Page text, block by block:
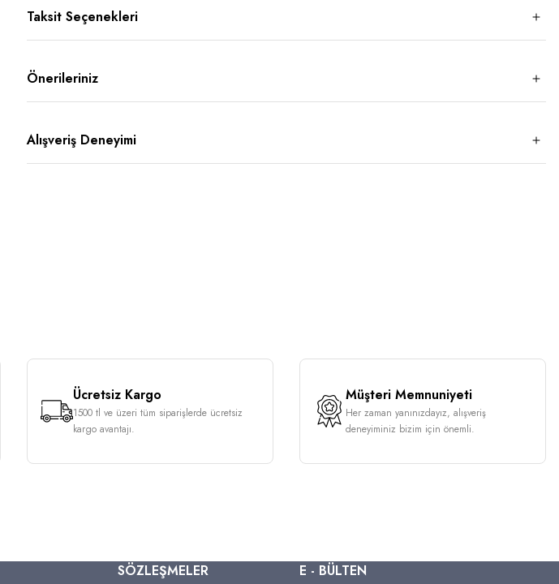
Taksit Seçenekleri
Önerileriniz
Alışveriş Deneyimi
Ücretsiz Kargo
1500 tl ve üzeri tüm siparişlerde ücretsiz
kargo avantajı.
Müşteri Memnuniyeti
Her zaman yanınızdayız, alışveriş
deneyiminiz bizim için önemli.
SÖZLEŞMELER E - BÜLTEN